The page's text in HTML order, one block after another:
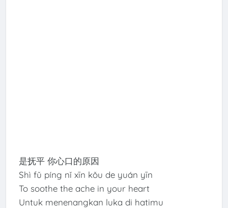
是抚平 你心口的原因
Shì fǔ píng nǐ xīn kǒu de yuán yīn
To soothe the ache in your heart
Untuk menenangkan luka di hatimu